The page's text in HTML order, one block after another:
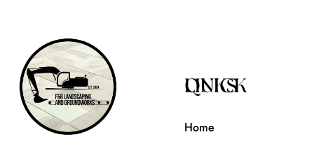
QUICK LINKS
Home